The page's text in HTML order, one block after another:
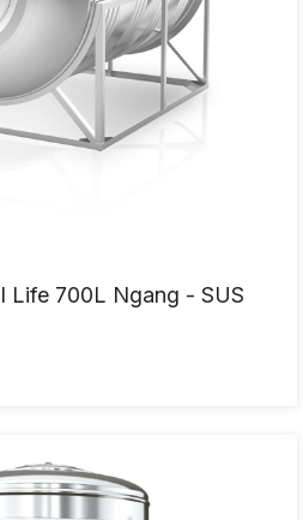
Life 700L Ngang - SUS